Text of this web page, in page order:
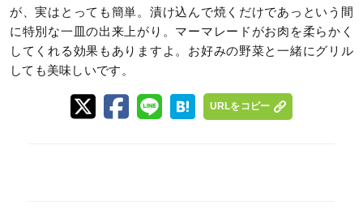
が、実はとっても簡単。漬け込んで焼くだけであっという間
に特別な一皿の出来上がり。マーマレードがお肉を柔らかく
してくれる効果もありますよ。お好みの野菜と一緒にグリル
しても美味しいです。
URLをコピー